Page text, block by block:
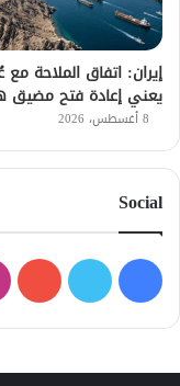
إيران: اتفاق الملاحة مع
يعني إعادة فتح مضيق
8 أغسطس، 2026
Social
فيسبوك
تويتر